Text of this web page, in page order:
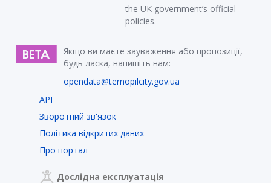
the UK government’s official
policies.
Якщо ви маєте зауваження або пропозиції,
будь ласка, напишіть нам:
opendata@ternopilcity.gov.ua
API
Зворотний зв'язок
Політика відкритих даних
Про портал
Дослідна експлуатація